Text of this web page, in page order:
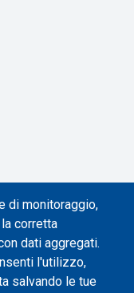
di monitoraggio,
corretta
dati aggregati.
l'utilizzo,
salvando le tue